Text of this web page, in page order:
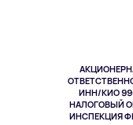
ИНН/КИО
НАЛОГОВЫЙ
ИНСПЕКЦИЯ
Здоровье питомцев